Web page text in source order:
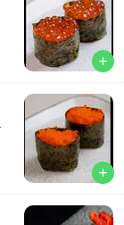
add
add